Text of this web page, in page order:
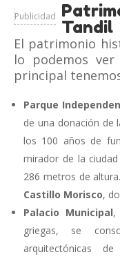
Publicidad
Tandil
El patrimonio
lo podemos
principal
Parque
de una donación de
los 100 años de
mirador de la
286 metros de
Castillo Morisco,
Palacio Municipal,
griegas, se
arquitectónicas de